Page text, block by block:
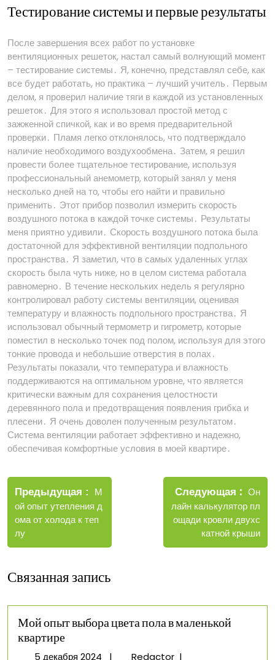
Тестирование системы и первые результаты
После завершения всех работ по установке
вентиляционных решеток, настал самый волнующий момент
– тестирование системы․ Я, конечно, представлял себе, как
все будет работать, но практика – лучший учитель․ Первым
делом, я проверил наличие тяги в каждой из установленных
решеток․ Для этого я использовал простой метод с
зажженной спичкой, как и во время предварительной
проверки․ Пламя легко отклонялось, что подтверждало
наличие необходимого воздухообмена․ Затем, я решил
провести более тщательное тестирование, используя
профессиональный анемометр, который занял у меня
несколько дней на то, чтобы его найти и правильно
применить․ Этот прибор позволил измерить скорость
воздушного потока в каждой точке системы․ Результаты
меня приятно удивили․ Скорость воздушного потока была
достаточной для эффективной вентиляции подпольного
пространства․ Я заметил, что в самых удаленных углах
скорость была чуть ниже, но в целом система работала
равномерно․ В течение нескольких недель я регулярно
контролировал работу системы вентиляции, оценивая
температуру и влажность подпольного пространства․ Я
использовал обычный термометр и гигрометр, которые
поместил в несколько точек под полом, используя для этого
тонкие провода и небольшие отверстия в полах․
Результаты показали, что температура и влажность
поддерживаются на оптимальном уровне, что является
критически важным для сохранения целостности
деревянного пола и предотвращения появления грибка и
плесени․ Я очень доволен полученным результатом․
Система вентиляции работает эффективно и надежно,
обеспечивая комфортные условия в моей квартире․
Навигация
по
записям
Предыдущая
Старые
записи
М
ой опыт утепления д
ома от холода к теп
лу
Следующая
Новые
Он
лайн калькулятор пл
ощади кровли двухс
катной крыши
Связанная запись
Мой опыт выбора цвета пола в маленькой
квартире
5 декабря 20245
| RedactorМой
|